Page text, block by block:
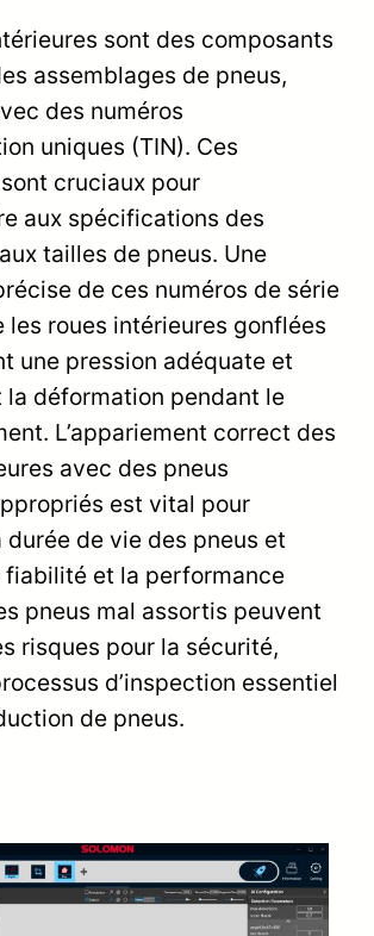
sont des composants
assemblages de pneus,
des numéros
uniques (TIN). Ces
cruciaux pour
aux spécifications des
tailles de pneus. Une
de ces numéros de série
les roues intérieures gonflées
une pression adéquate et
la déformation pendant le
L’appariement correct des
avec des pneus
est vital pour
durée de vie des pneus et
fiabilité et la performance
pneus mal assortis peuvent
risques pour la sécurité,
d’inspection essentiel
de pneus.